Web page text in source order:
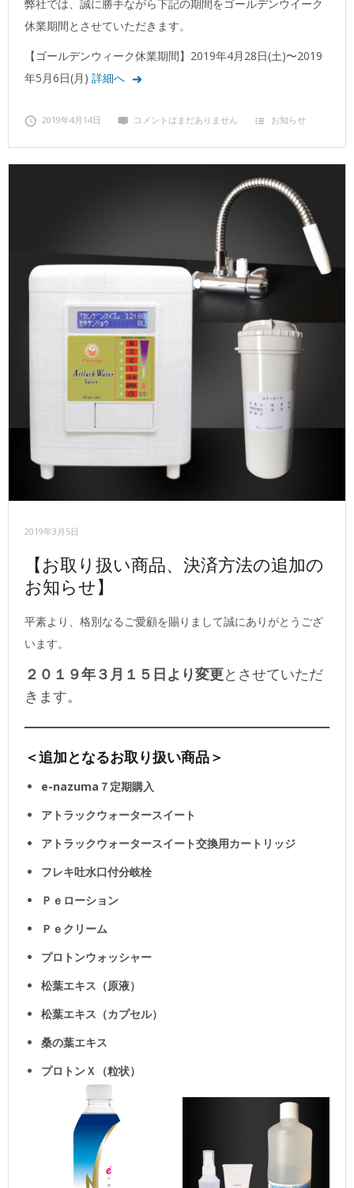
弊社では、誠に勝手ながら下記の期間をゴールデンウイーク
休業期間とさせていただきます。
【ゴールデンウィーク休業期間】2019年4月28日(土)〜2019
年5月6日(月) 詳細へ
2019年4月14日 コメントはまだありません お知らせ
2019年3月5日
【お取り扱い商品、決済方法の追加の
お知らせ】
平素より、格別なるご愛顧を賜りまして誠にありがとうござ
います。
２０１９年３月１５日より変更とさせていただ
きます。
＜追加となるお取り扱い商品＞
e-nazuma７定期購入
アトラックウォータースイート
アトラックウォータースイート交換用カートリッジ
フレキ吐水口付分岐栓
Ｐｅローション
Ｐｅクリーム
プロトンウォッシャー
松葉エキス（原液）
松葉エキス（カプセル）
桑の葉エキス
プロトンＸ（粒状）